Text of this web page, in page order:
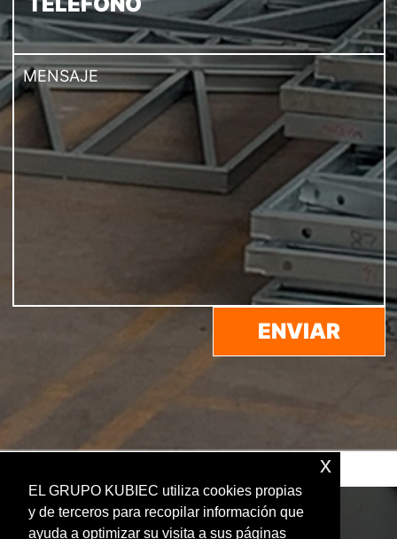
EL GRUPO KUBIEC utiliza cookies propias
y de terceros para recopilar información que
ayuda a optimizar su visita a sus páginas
x